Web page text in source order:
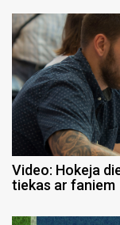
Video: Hokeja
tiekas ar faniem